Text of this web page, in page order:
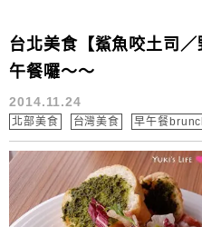
台北美食【鯊魚咬土司
午餐囉～～
2014.11.24
北部美食 台灣美食 早午餐